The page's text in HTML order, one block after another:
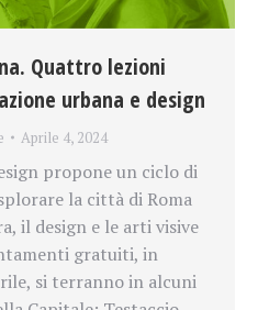
Quattro lezioni
urbana e design
Aprile 4, 2024
propone un ciclo di
la città di Roma
il design e le arti visive
gratuiti, in
si terranno in alcuni